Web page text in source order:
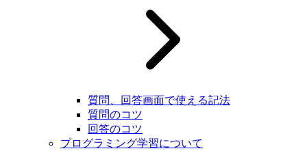
質問、回答画面で使える記法
質問のコツ
回答のコツ
プログラミング学習について